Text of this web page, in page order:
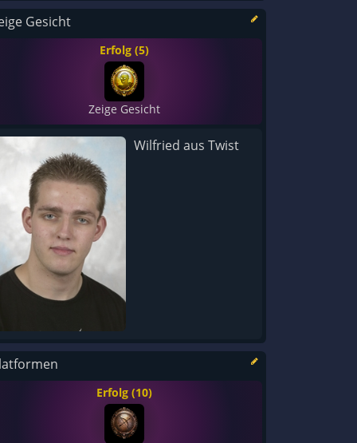
Gesicht
Erfolg (5)
Zeige Gesicht
Wilfried aus Twist
Erfolg (10)